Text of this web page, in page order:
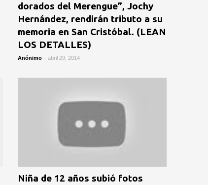
dorados del Merengue”, Jochy
Hernández, rendirán tributo a su
memoria en San Cristóbal. (LEAN
LOS DETALLES)
Anónimo - abril 29, 2014
Niña de 12 años subió fotos